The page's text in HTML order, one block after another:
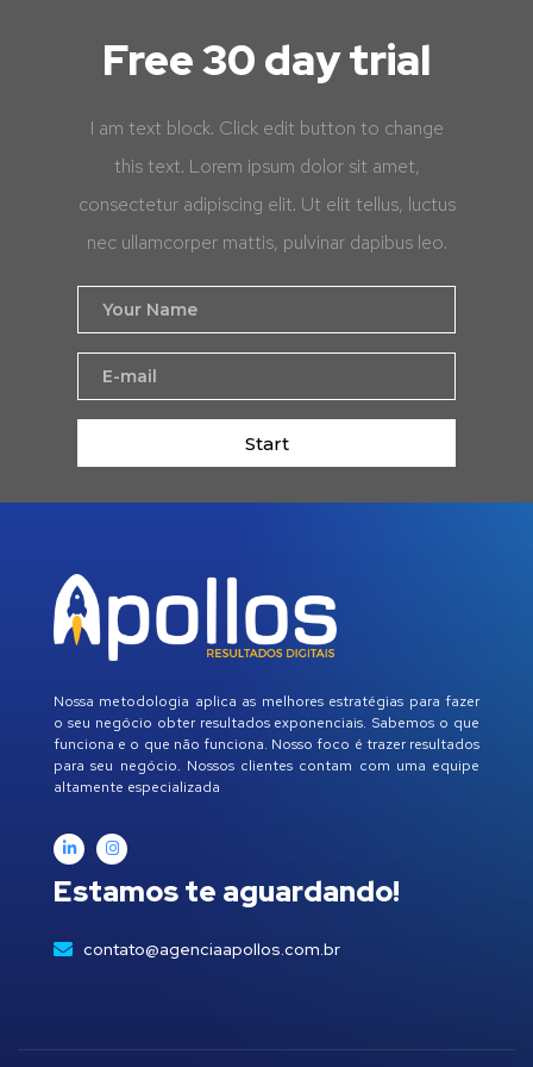
Free 30 day trial
I am text block. Click edit button to change
this text. Lorem ipsum dolor sit amet,
consectetur adipiscing elit. Ut elit tellus, luctus
nec ullamcorper mattis, pulvinar dapibus leo.
Start
Nossa metodologia aplica as melhores estratégias para fazer
o seu negócio obter resultados exponenciais. Sabemos o que
funciona e o que não funciona. Nosso foco é trazer resultados
para seu negócio. Nossos clientes contam com uma equipe
altamente especializada
Estamos te aguardando!
contato@agenciaapollos.com.br